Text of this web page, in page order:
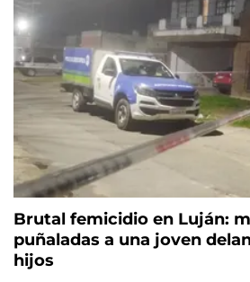
Brutal femicidio en Luján:
puñaladas a una joven
hijos